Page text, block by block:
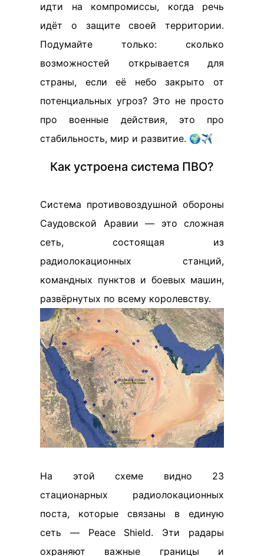
идти на компромиссы, когда речь
идёт о защите своей территории.
Подумайте только: сколько
возможностей открывается для
страны, если её небо закрыто от
потенциальных угроз? Это не просто
про военные действия, это про
стабильность, мир и развитие. 🌍✈️
Как устроена система ПВО?
Система противовоздушной обороны
Саудовской Аравии — это сложная
сеть, состоящая из
радиолокационных станций,
командных пунктов и боевых машин,
развёрнутых по всему королевству.
На этой схеме видно 23
стационарных радиолокационных
поста, которые связаны в единую
сеть — Peace Shield. Эти радары
охраняют важные границы и